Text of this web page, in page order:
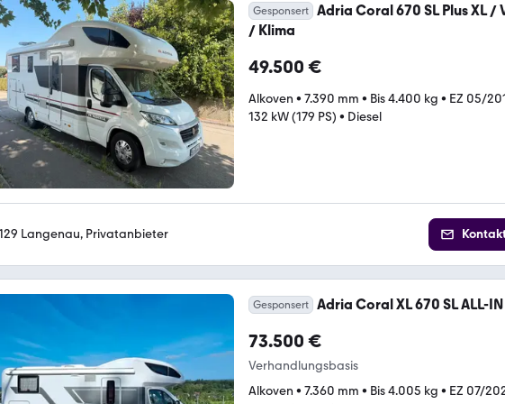
Gesponsert
Adria Coral 670 SL Plus XL
/ Klima
49.500 €
Alkoven • 7.390 mm • Bis 4.400 kg • EZ 05/
132 kW (179 PS) • Diesel
Langenau, Privatanbieter
Gesponsert Adria Coral XL 670 SL ALL-IN
73.500 €
Verhandlungsbasis
Alkoven • 7.360 mm • Bis 4.005 kg • EZ 07/